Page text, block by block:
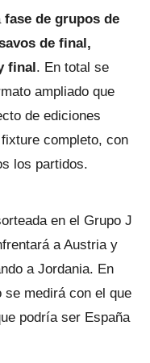
fase de grupos de
de final,
final. En total se
ampliado que
de ediciones
completo, con
los partidos.
en el Grupo J
a Austria y
a Jordania. En
se medirá con el que
podría ser España